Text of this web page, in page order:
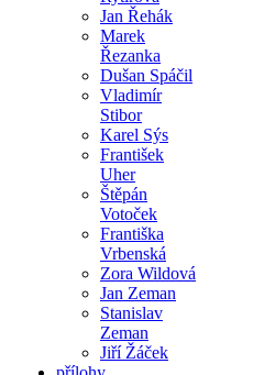
Jan Řehák
Marek
Řezanka
Dušan Spáčil
Vladimír
Stibor
Karel Sýs
František
Uher
Štěpán
Votoček
Františka
Vrbenská
Zora Wildová
Jan Zeman
Stanislav
Zeman
Jiří Žáček